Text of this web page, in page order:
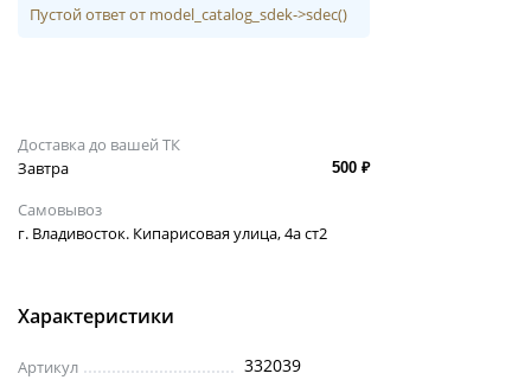
Пустой ответ от model_catalog_sdek->sdec()
Доставка до вашей ТК
Завтра
500 ₽
Самовывоз
г. Владивосток. Кипарисовая улица, 4а ст2
Характеристики
Артикул 332039